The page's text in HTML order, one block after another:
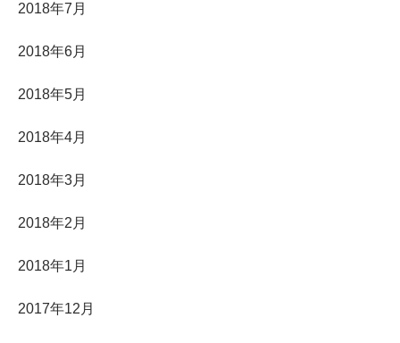
2018年7月
2018年6月
2018年5月
2018年4月
2018年3月
2018年2月
2018年1月
2017年12月